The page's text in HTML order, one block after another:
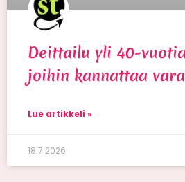
Deittailu yli 40-
joihin kannattaa
Lue artikkeli »
18.7.2026